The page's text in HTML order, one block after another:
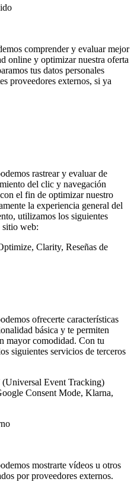
comprender y evaluar mejor
online y optimizar nuestra oferta
tus datos personales
proveedores externos, si ya
rastrear y evaluar de
del clic y navegación
el fin de optimizar nuestro
la experiencia general del
utilizamos los siguientes
sitio web:
Clarity, Reseñas de
ofrecerte características
básica y te permiten
mayor comodidad. Con tu
siguientes servicios de terceros
Event Tracking)
Consent Mode, Klarna,
mostrarte vídeos u otros
por proveedores externos.